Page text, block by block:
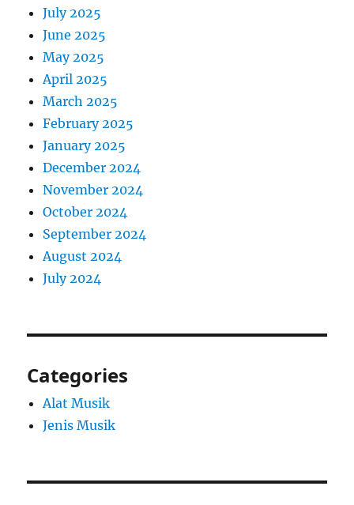
July 2025
June 2025
May 2025
April 2025
March 2025
February 2025
January 2025
December 2024
November 2024
October 2024
September 2024
August 2024
July 2024
Categories
Alat Musik
Jenis Musik